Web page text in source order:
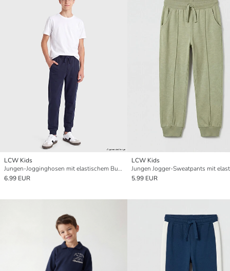
LCW Kids
Jungen-Jogginghosen mit elastischem Bund
6.99 EUR
LCW Kids
5.99 EUR